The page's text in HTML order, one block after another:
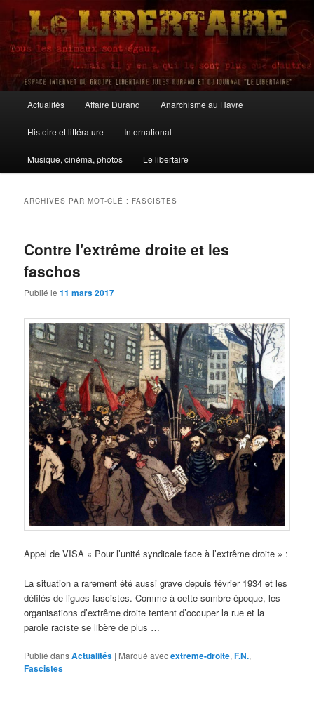
Aller
contenu
principal
Aller
contenu
secondaire
Le Libertaire
principal
Actualités Affaire Durand Anarchisme au Havre
Histoire et littérature International
Musique, cinéma, photos Le libertaire
ARCHIVES PAR MOT-CLÉ : FASCISTES
Contre l'extrême droite et les
faschos
Publié le11 mars 2017
Appel de VISA « Pour l’unité syndicale face à l’extrême droite » :
La situation a rarement été aussi grave depuis février 1934 et les
défilés de ligues fascistes. Comme à cette sombre époque, les
organisations d’extrême droite tentent d’occuper la rue et la
parole raciste se libère de plus …
Publié dansActualités | Marqué avecextrême-droite,F.N.,
Fascistes